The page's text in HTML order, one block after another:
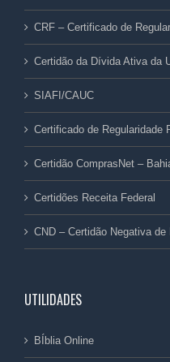
CRF – Certificado de
Certidão da Dívida Ativa da
SIAFI/CAUC
Certificado de Regularidade
Certidão ComprasNet –
Certidões Receita Federal
CND – Certidão Negativa de
UTILIDADES
BÍblia Online